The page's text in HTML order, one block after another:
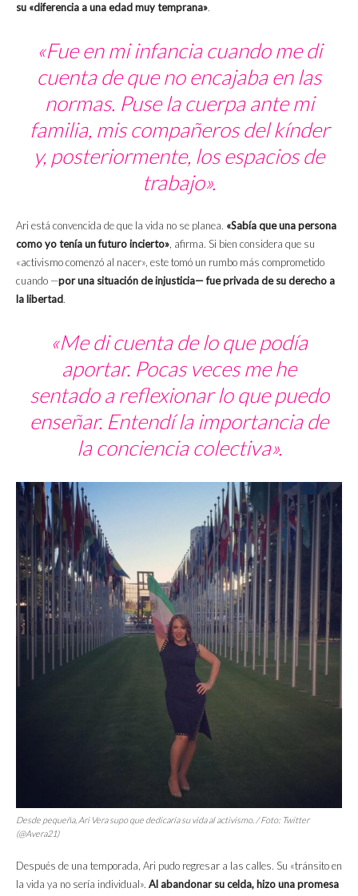
su «diferencia a una edad muy temprana».
«Fue en mi infancia cuando me di
cuenta de que no encajaba en las
normas. Puse la cuerpa ante mi
familia, mis compañeros del kínder
y, posteriormente, los espacios de
trabajo».
Ari está convencida de que la vida no se planea. «Sabía que una persona
como yo tenía un futuro incierto», afirma. Si bien considera que su
«activismo comenzó al nacer», este tomó un rumbo más comprometido
cuando —por una situación de injusticia— fue privada de su derecho a
la libertad.
«Me di cuenta de lo que podía
aportar. Pocas veces me he
sentado a reflexionar lo que puedo
enseñar. Entendí la importancia de
la conciencia colectiva».
Desde pequeña, Ari Vera supo que dedicaría su vida al activismo. / Foto: Twitter
(@Avera21)
Después de una temporada, Ari pudo regresar a las calles. Su «tránsito en
la vida ya no sería individual». Al abandonar su celda, hizo una promesa